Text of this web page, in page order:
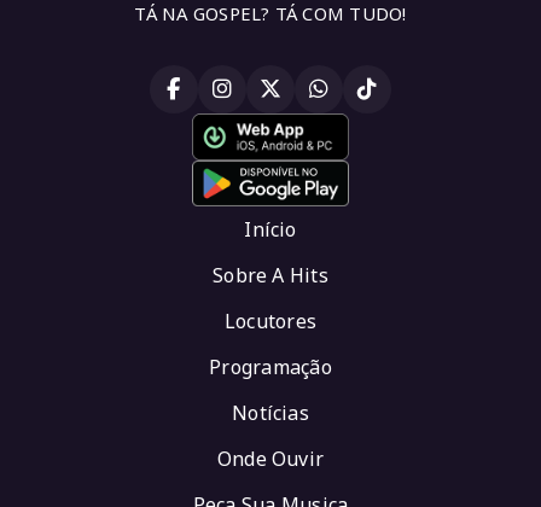
TÁ NA GOSPEL? TÁ COM TUDO!
Início
Sobre A Hits
Locutores
Programação
Notícias
Onde Ouvir